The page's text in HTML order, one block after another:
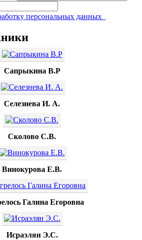
персональных данных
Сапрыкина В.Р
Селезнева И. А.
Сколово С.В.
Винокурова Е.В.
Галина Егоровна
Исраэлян Э.С.